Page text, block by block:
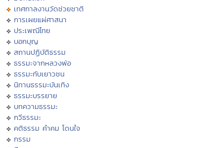
เทศกาลงานวัดช่วยชาติ
การเผยแผ่ศาสนา
ประเพณีไทย
บอกบุญ
สถานปฏิบัติธรรม
ธรรมะจากหลวงพ่อ
ธรรมะกับเยาวชน
นิทานธรรมะบันเทิง
ธรรมะบรรยาย
บทความธรรมะ
กวีธรรมะ
คติธรรม คำคม โดนใจ
กรรม